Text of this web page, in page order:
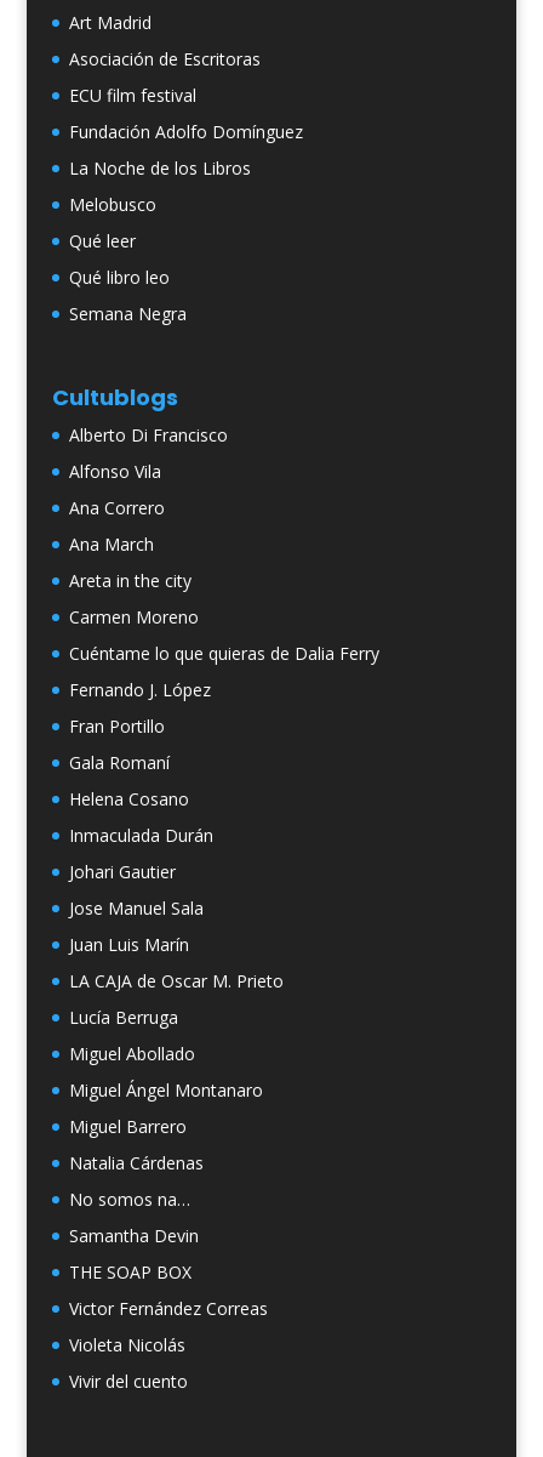
Art Madrid
Asociación de Escritoras
ECU film festival
Fundación Adolfo Domínguez
La Noche de los Libros
Melobusco
Qué leer
Qué libro leo
Semana Negra
Cultublogs
Alberto Di Francisco
Alfonso Vila
Ana Correro
Ana March
Areta in the city
Carmen Moreno
Cuéntame lo que quieras de Dalia Ferry
Fernando J. López
Fran Portillo
Gala Romaní
Helena Cosano
Inmaculada Durán
Johari Gautier
Jose Manuel Sala
Juan Luis Marín
LA CAJA de Oscar M. Prieto
Lucía Berruga
Miguel Abollado
Miguel Ángel Montanaro
Miguel Barrero
Natalia Cárdenas
No somos na…
Samantha Devin
THE SOAP BOX
Victor Fernández Correas
Violeta Nicolás
Vivir del cuento